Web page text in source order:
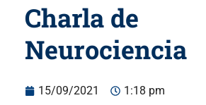
Charla de
Neurociencia
15/09/2021
1:18 pm